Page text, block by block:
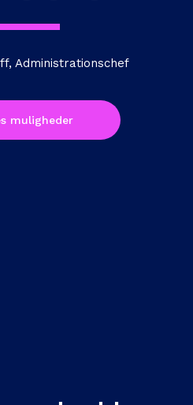
Administrationschef
muligheder